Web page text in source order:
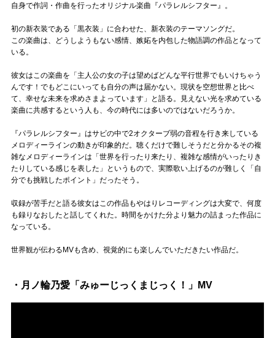
自身で作詞・作曲を行ったオリジナル楽曲『パラレルシフター』。
初の新衣装である「黒衣装」に合わせた、新衣装のテーマソングだ。
この楽曲は、どうしようもない感情、嫉妬を内包した物語調の作品となって
いる。
彼女はこの楽曲を「主人公の女の子は望めばどんな平行世界でもいけちゃう
んです！でもどこにいっても自分の声は届かない。現状を空想世界と比べ
て、幸せな未来を求めさまよっています」と語る。見えない光を求めている
楽曲に共感するという人も、今の時代には多いのではないだろうか。
『パラレルシフター』はサビの中で2オクターブ弱の音程を行き来している
メロディーラインの動きが印象的だ。聴くだけで難しそうだと分かるその複
雑なメロディーラインは「世界を行ったり来たり、複雑な感情がいったりき
たりしている感じを表した」というもので、実際歌い上げるのが難しく「自
分でも挑戦したポイント」だったそう。
収録が苦手だと語る彼女はこの作品もやはりレコーディングは大変で、何度
も録りなおしたと話してくれた。時間をかけた分より魅力の詰まった作品に
なっている。
世界観が伝わるMVも含め、視覚的にも楽しんでいただきたい作品だ。
・月ノ輪乃愛「みゅーじっくまじっく！」MV